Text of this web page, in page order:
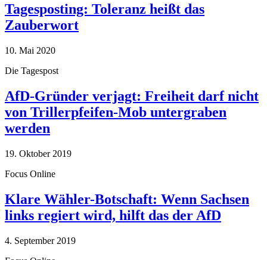
Tagesposting: Toleranz heißt das
Zauberwort
10. Mai 2020
Die Tagespost
AfD-Gründer verjagt: Freiheit darf nicht
von Trillerpfeifen-Mob untergraben
werden
19. Oktober 2019
Focus Online
Klare Wähler-Botschaft: Wenn Sachsen
links regiert wird, hilft das der AfD
4. September 2019